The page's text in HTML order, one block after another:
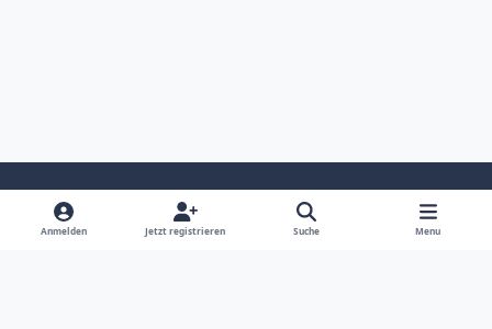
Light ModeDark ModeSystem Preference
Anmelden Jetzt registrieren Suche Menu